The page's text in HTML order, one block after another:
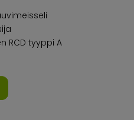
RCD tyyppi A